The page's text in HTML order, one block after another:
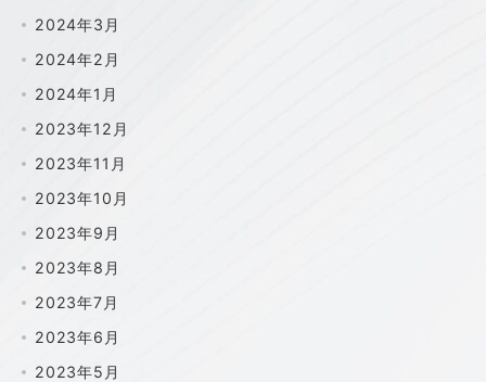
2024年3月
2024年2月
2024年1月
2023年12月
2023年11月
2023年10月
2023年9月
2023年8月
2023年7月
2023年6月
2023年5月